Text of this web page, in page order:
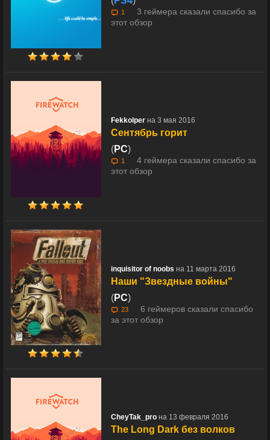
1
3 геймера сказали спасибо за
этот обзор
Fekkolper на 3 мая 2016
Сентябрь горит
(PC)
1
4 геймера сказали спасибо за
этот обзор
inquisitor of noobs на 11 марта 2016
Наши "Звездные войны"
(PC)
23
6 геймеров сказали спасибо
за этот обзор
CheyTak_pro на 13 февраля 2016
The Long Dark без волков